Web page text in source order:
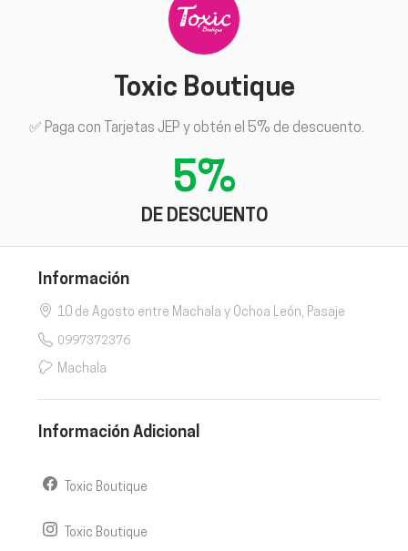
Toxic Boutique
✅ Paga con Tarjetas JEP y obtén el 5% de descuento.
5%
DE DESCUENTO
Información
10 de Agosto entre Machala y Ochoa León, Pasaje
0997372376
Machala
Información Adicional
Toxic Boutique
Toxic Boutique